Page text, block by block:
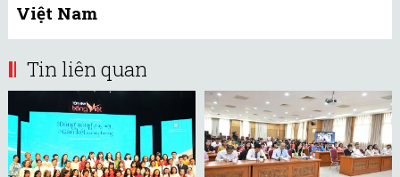
Việt Nam
Tin liên quan